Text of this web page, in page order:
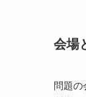
会場
問題